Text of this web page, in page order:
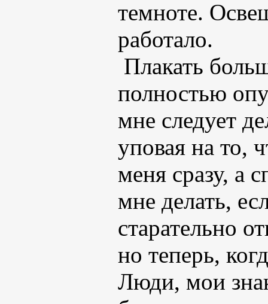
темноте.
работало.
Плакать
полностью
мне следует
уповая на то,
меня сразу, а
мне делать,
старательно
но теперь,
Люди, мои